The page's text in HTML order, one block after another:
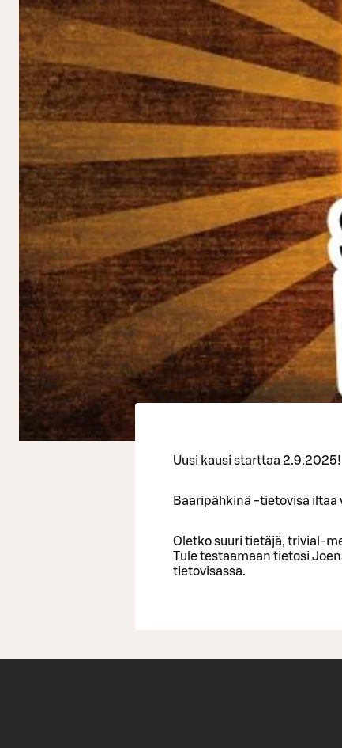
Uusi kausi starttaa 2.9.2025!
Baaripähkinä -tietovisa iltaa
Oletko suuri tietäjä, trivial-
Tule testaamaan tietosi
tietovisassa.